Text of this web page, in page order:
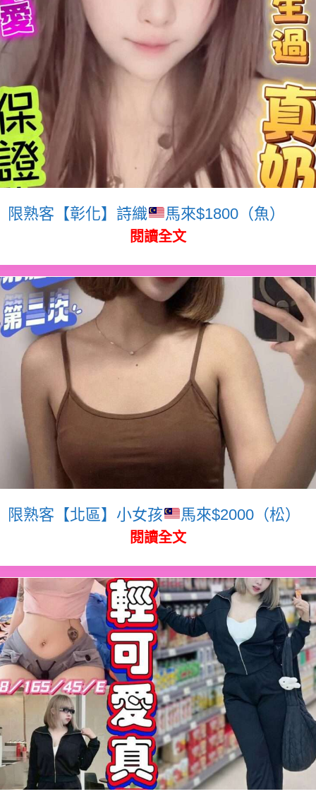
限熟客【彰化】詩織 馬來$1800（魚）
閱讀全文
限熟客【北區】小女孩 馬來$2000（松）
閱讀全文